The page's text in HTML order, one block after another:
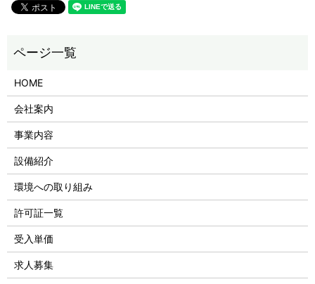
HOME
会社案内
事業内容
設備紹介
環境への取り組み
許可証一覧
受入単価
求人募集